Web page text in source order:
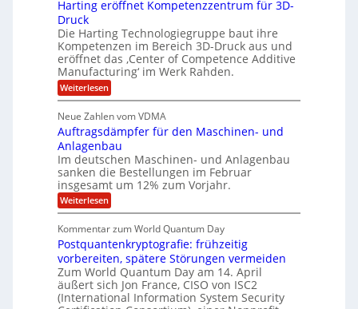
l
t
6
5
M
i
l
l
i
o
n
e
n
U
S
-
D
o
l
E
g
i
n
e
e
r
i
n
g
f
ü
r
M
E
A
u
n
V
r
s
i
o
n
3
.
2
e
n
i
m
m
t
A
p
s
l
u
t
m
S
a
u
e
r
e
s
i
g
w
i
r
d
C
h
i
e
f
C
u
s
t
o
Harting eröffnet Kompetenzzentrum für 3D-
Druck
Die Harting Technologiegruppe baut ihre
Kompetenzen im Bereich 3D-Druck aus und
eröffnet das ‚Center of Competence Additive
Manufacturing‘ im Werk Rahden.
Weiterlesen:
H
r
t
i
n
g
e
r
ö
f
n
e
t
K
o
m
p
Neue Zahlen vom VDMA
Auftragsdämpfer für den Maschinen- und
Anlagenbau
Im deutschen Maschinen- und Anlagenbau
sanken die Bestellungen im Februar
insgesamt um 12% zum Vorjahr.
Weiterlesen:
A
f
t
r
a
g
s
d
Kommentar zum World Quantum Day
Postquantenkryptografie: frühzeitig
vorbereiten, spätere Störungen vermeiden
Zum World Quantum Day am 14. April
äußert sich Jon France, CISO von ISC2
(International Information System Security